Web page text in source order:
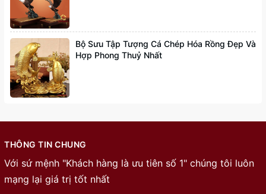
Bộ Sưu Tập Tượng Cá Chép Hóa Rồng Đẹp Và
Hợp Phong Thuỷ Nhất
THÔNG TIN CHUNG
Với sứ mệnh "Khách hàng là ưu tiên số 1" chúng tôi luôn
mạng lại giá trị tốt nhất